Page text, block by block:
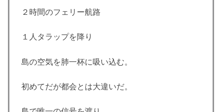
２時間のフェリー航路
１人タラップを降り
島の空気を肺一杯に吸い込む。
初めてだが都会とは大違いだ。